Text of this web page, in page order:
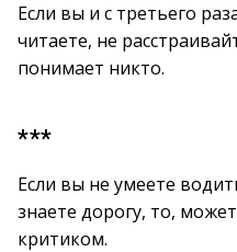
Если вы и с третьего
читаете, не
понимает никто.
***
Если вы не умеете
знаете дорогу, то,
критиком.